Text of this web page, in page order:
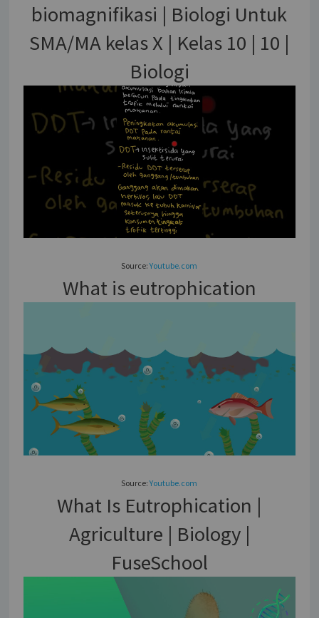
biomagnifikasi | Biologi Untuk
SMA/MA kelas X | Kelas 10 | 10 |
Biologi
Source:Youtube.com
What is eutrophication
Source:Youtube.com
What Is Eutrophication |
Agriculture | Biology |
FuseSchool